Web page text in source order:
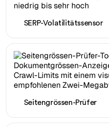
SERP-Volatilitätssensor
Seitengrössen-Prüfer